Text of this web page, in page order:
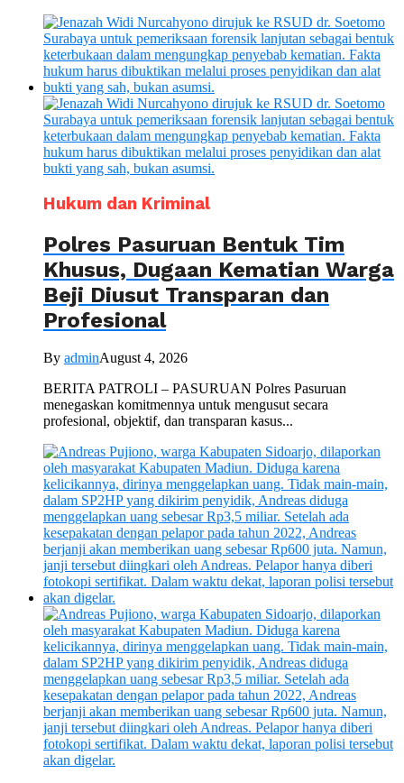
Hukum dan Kriminal
Polres Pasuruan Bentuk Tim
Khusus, Dugaan Kematian Warga
Beji Diusut Transparan dan
Profesional
By adminAugust 4, 2026
BERITA PATROLI – PASURUAN Polres Pasuruan
menegaskan komitmennya untuk mengusut secara
profesional, objektif, dan transparan kasus...